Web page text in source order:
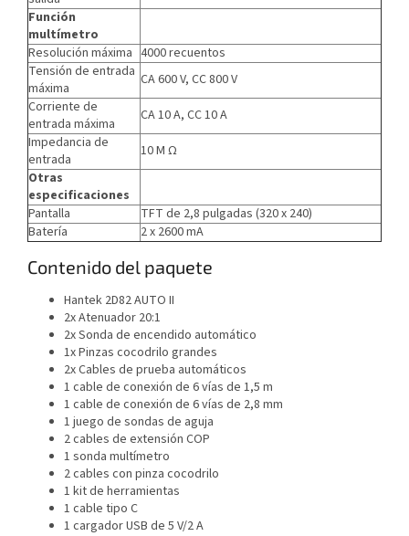
Función
multímetro
Resolución máxima 4000 recuentos
Tensión de entrada
máxima
CA 600 V, CC 800 V
Corriente de
entrada máxima
CA 10 A, CC 10 A
Impedancia de
entrada
10 M Ω
Otras
especificaciones
Pantalla
TFT de 2,8 pulgadas (320 x 240)
Batería
2 x 2600 mA
Contenido del paquete
Hantek 2D82 AUTO II
2x Atenuador 20:1
2x Sonda de encendido automático
1x Pinzas cocodrilo grandes
2x Cables de prueba automáticos
1 cable de conexión de 6 vías de 1,5 m
1 cable de conexión de 6 vías de 2,8 mm
1 juego de sondas de aguja
2 cables de extensión COP
1 sonda multímetro
2 cables con pinza cocodrilo
1 kit de herramientas
1 cable tipo C
1 cargador USB de 5 V/2 A